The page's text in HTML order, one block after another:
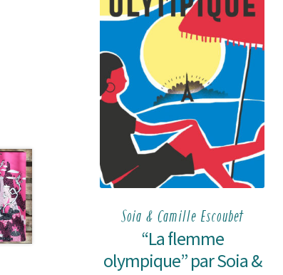
Soia & Camille Escoubet
“La flemme
olympique” par Soia &